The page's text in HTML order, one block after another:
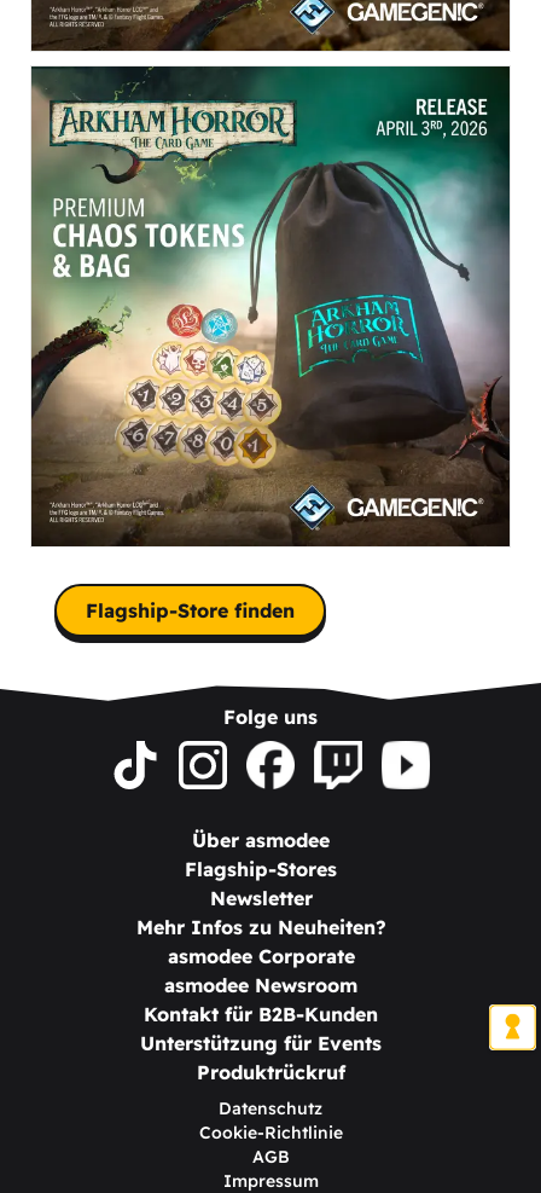
Flagship-Store finden
Folge uns
Über asmodee
Flagship-Stores
Newsletter
Mehr Infos zu Neuheiten?
asmodee Corporate
asmodee Newsroom
Kontakt für B2B-Kunden
Unterstützung für Events
Produktrückruf
Datenschutz
Cookie-Richtlinie
AGB
Impressum